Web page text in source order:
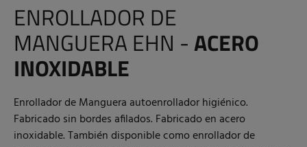
ENROLLADOR DE
MANGUERA EHN -ACERO
INOXIDABLE
Enrollador de Manguera autoenrollador higiénico.
Fabricado sin bordes afilados. Fabricado en acero
inoxidable. También disponible como enrollador de